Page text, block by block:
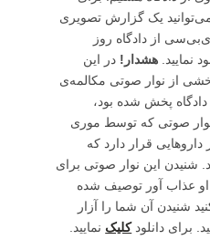
می‌توانید یک گزارش تصویری
از دادگاه روز
نمایید. هشدار! در این
از دقیقه‌ی ۲ تا ۲:۱۱ بخشی از نوار صوتی مکالمه‌ی
پخش شده بود،
صوتی که توسط موری
قرار دارد که
شنیدن این نوار صوتی برای
او عذاب آور توصیف شده
شنیدن آن شما را آزار
برای دانلودکلیک نمایید.